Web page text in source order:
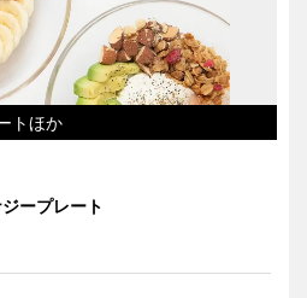
トほか
ープレート